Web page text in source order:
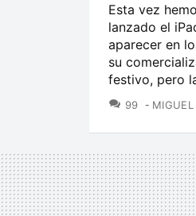
Esta vez
lanzado el
aparecer en
su
festivo, pero
99